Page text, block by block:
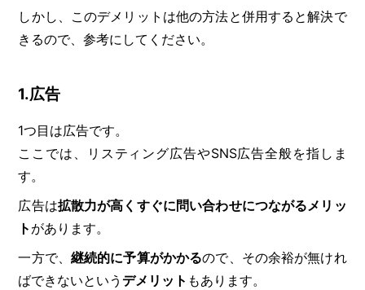
しかし、このデメリットは他の方法と併用すると解決で
きるので、参考にしてください。
1.広告
1つ目は広告です。
ここでは、リスティング広告やSNS広告全般を指しま
す。
広告は拡散力が高くすぐに問い合わせにつながるメリッ
ト があります。
一方で、 継続的に予算がかかるので、その余裕が無けれ
ばできないというデメリット もあります。